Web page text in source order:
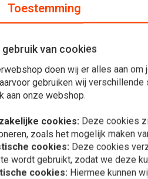
1
0
Plaats ook een
Toestemming
gebruik van cookies
doen wij er alles aan
gebruiken wij
aan onze webshop.
cookies: Deze cookies
zoals het mogelijk maken
cookies: Deze cookies
wordt gebruikt, zodat we deze
cookies: Hiermee kunnen